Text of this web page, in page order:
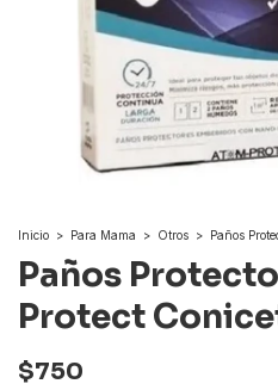
Inicio > Para Mama > Otros > Paños
Paños
Protect
$750